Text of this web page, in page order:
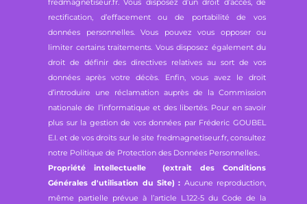
fredmagnetiseur.fr. Vous disposez d’un droit d’accès, de
rectification, d’effacement ou de portabilité de vos
données personnelles. Vous pouvez vous opposer ou
limiter certains traitements. Vous disposez également du
droit de définir des directives relatives au sort de vos
données après votre décès. Enfin, vous avez le droit
d’introduire une réclamation auprès de la Commission
nationale de l’informatique et des libertés. Pour en savoir
plus sur la gestion de vos données par Fréderic GOUBEL
E.I. et de vos droits sur le site fredmagnetiseur.fr, consultez
notre Politique de Protection des Données Personnelles..
Propriété intellectuelle (extrait des Conditions
Générales d'utilisation du Site) : Aucune reproduction,
même partielle prévue à l’article L.122-5 du Code de la